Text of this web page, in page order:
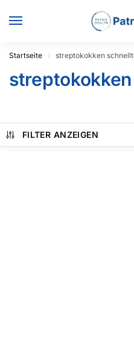
Startseite / streptokokken
FILTER ANZEIGEN